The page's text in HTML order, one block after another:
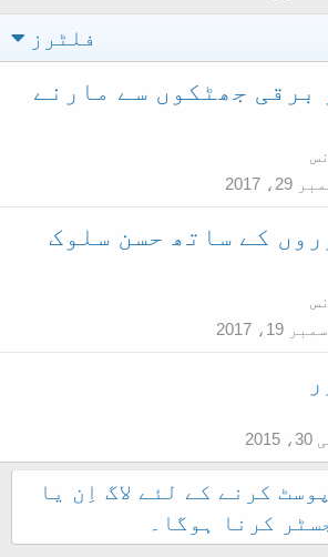
فلٹرز
برقی جھٹکوں سے مارنے
2017
کے ساتھ حسن سلوک
19، 2017
کرنے کے لئے لاگ اِن یا
کرنا ہوگا۔